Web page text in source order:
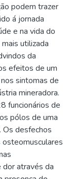
podem trazer
á jornada
e na vida do
utilizada
da
efeitos de um
sintomas de
mineradora.
funcionários de
pólos de uma
Os desfechos
através da